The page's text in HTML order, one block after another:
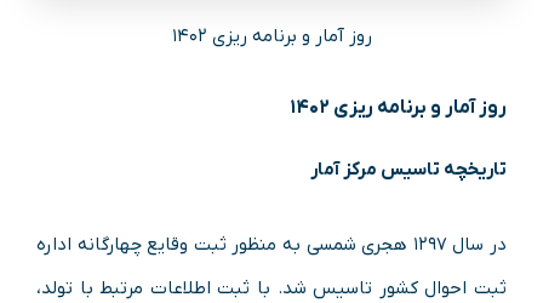
روز آمار و برنامه ریزی ۱۴۰۲
روز آمار و برنامه ریزی ۱۴۰۲
تاریخچه تاسیس مرکز آمار
در سال ۱۲۹۷ هجری شمسی به منظور ثبت وقایع چهارگانه اداره
ثبت احوال کشور تاسیس شد. با ثبت اطلاعات مرتبط با تولد،